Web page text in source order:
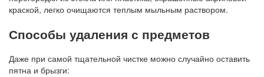
краской, легко очищаются теплым мыльным раствором.
Способы удаления с предметов
Даже при самой тщательной чистке можно случайно оставить
пятна и брызги: